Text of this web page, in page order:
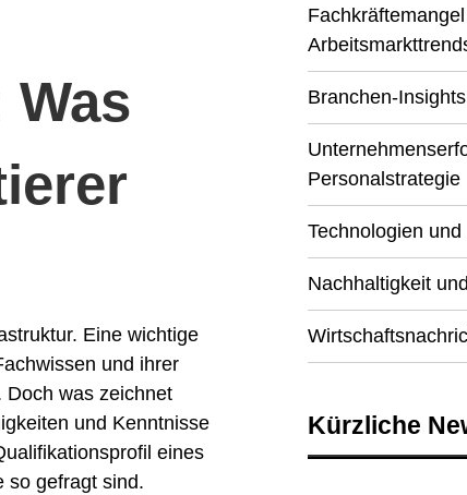
Eine wichtige
und ihrer
Doch was zeichnet
und Kenntnisse
eines
so gefragt sind.
Branchen-
Personalstrategie
Technologien
Nachhaltigkeit
Kürzliche